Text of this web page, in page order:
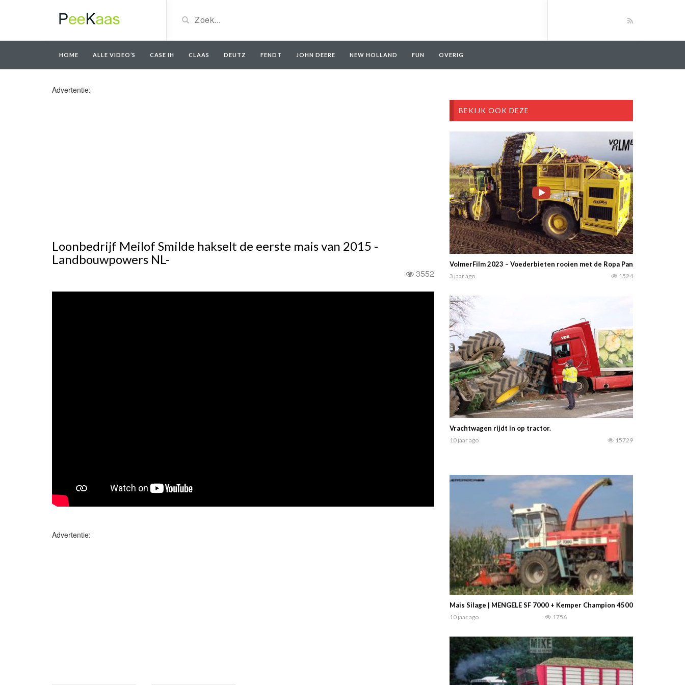
HOME ALLE VIDEO’S CASE IH CLAAS DEUTZ FENDT JOHN DEERE NEW HOLLAND FUN OVERIG
Advertentie:
Loonbedrijf Meilof Smilde hakselt de eerste mais van 2015 -
Landbouwpowers NL-
3552
Advertentie:
BEKIJK OOK DEZE
VolmerFilm 2023 – Voederbieten rooien met de Ropa Panther rooier
3 jaar ago 1524
Vrachtwagen rijdt in op tractor.
10 jaar ago 15729
Mais Silage | MENGELE SF 7000 + Kemper Champion 4500 | Case + Same
10 jaar ago 1756